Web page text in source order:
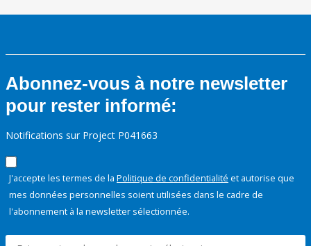
Abonnez-vous à notre newsletter
pour rester informé:
Notifications sur Project P041663
J'accepte les termes de la Politique de confidentialité et autorise que
mes données personnelles soient utilisées dans le cadre de
l'abonnement à la newsletter sélectionnée.